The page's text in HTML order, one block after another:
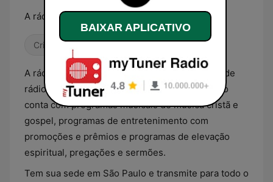
A rádio Conectada em Deus
Cristã Gospel
A rádio Gospel Mix São Paulo é uma emissora de
rádio online de tipo religioso. Sua programação
conta com programas musicais de música cristã e
gospel, programas de entretenimento com
promoções e prêmios e programas de elevação
espiritual, pregações e sermões.
Tem sua sede em São Paulo e transmite para todo o
BAIXAR APLICATIVO